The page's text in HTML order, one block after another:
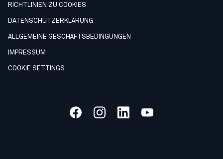
RICHTLINIEN ZU COOKIES
DATENSCHUTZERKLÄRUNG
ALLGEMEINE GESCHÄFTSBEDINGUNGEN
IMPRESSUM
COOKIE SETTINGS